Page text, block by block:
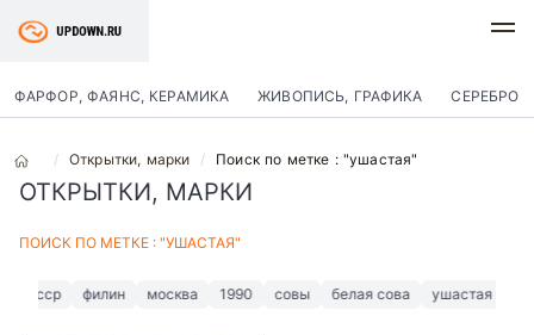
ФАРФОР, ФАЯНС, КЕРАМИКА ЖИВОПИСЬ, ГРАФИКА СЕРЕБРО
Открытки, марки Поиск по метке : "ушастая"
ОТКРЫТКИ, МАРКИ
ПОИСК ПО МЕТКЕ : "УШАСТАЯ"
ссср филин москва 1990 совы белая сова ушастая